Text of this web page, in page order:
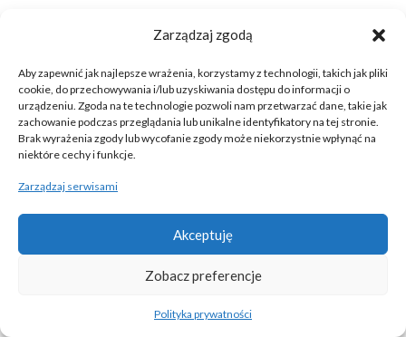
Zarządzaj zgodą
Aby zapewnić jak najlepsze wrażenia, korzystamy z technologii, takich jak pliki
cookie, do przechowywania i/lub uzyskiwania dostępu do informacji o
urządzeniu. Zgoda na te technologie pozwoli nam przetwarzać dane, takie jak
zachowanie podczas przeglądania lub unikalne identyfikatory na tej stronie.
Brak wyrażenia zgody lub wycofanie zgody może niekorzystnie wpłynąć na
niektóre cechy i funkcje.
Zarządzaj serwisami
Akceptuję
Zobacz preferencje
Polityka prywatności
Przenośne Koncentratory Tlenu
Koncentratory Stacjonarne
Wózki Inwalidzkie/elektryczne